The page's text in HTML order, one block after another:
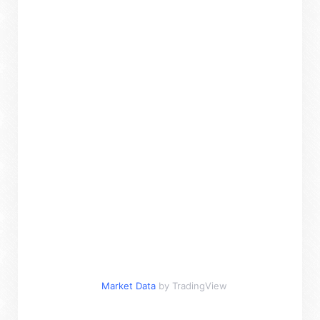
Market Data by TradingView